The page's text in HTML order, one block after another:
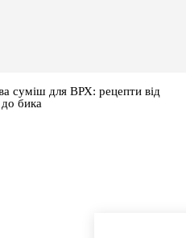
суміш для ВРХ: рецепти від
бика